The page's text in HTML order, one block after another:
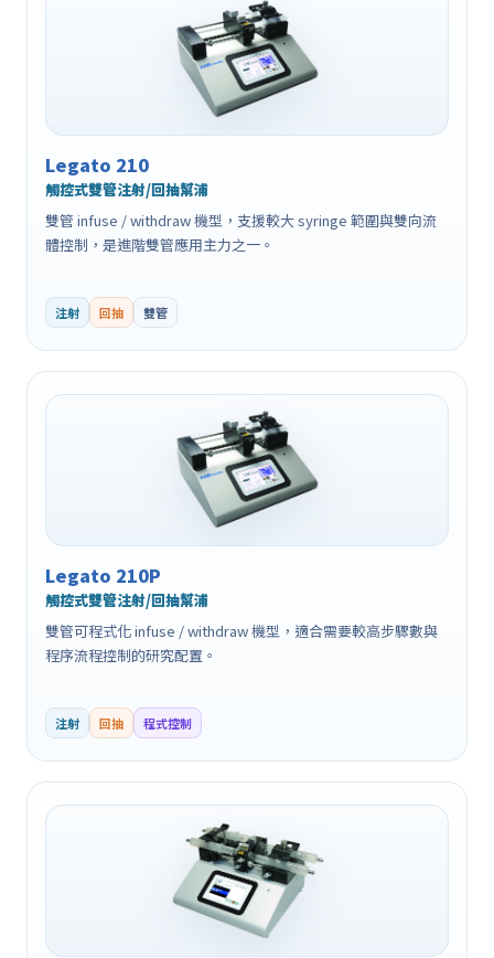
Legato 210
觸控式雙管注射/回抽幫浦
雙管 infuse / withdraw 機型，支援較大 syringe 範圍與雙向流
體控制，是進階雙管應用主力之一。
注射 回抽 雙管
Legato 210P
觸控式雙管注射/回抽幫浦
雙管可程式化 infuse / withdraw 機型，適合需要較高步驟數與
程序流程控制的研究配置。
注射 回抽 程式控制